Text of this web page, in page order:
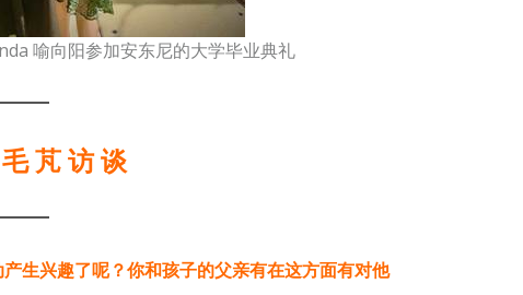
喻向阳参加安东尼的大学毕业典礼
毛 芃 访 谈
生兴趣了呢？你和孩子的父亲有在这方面有对他